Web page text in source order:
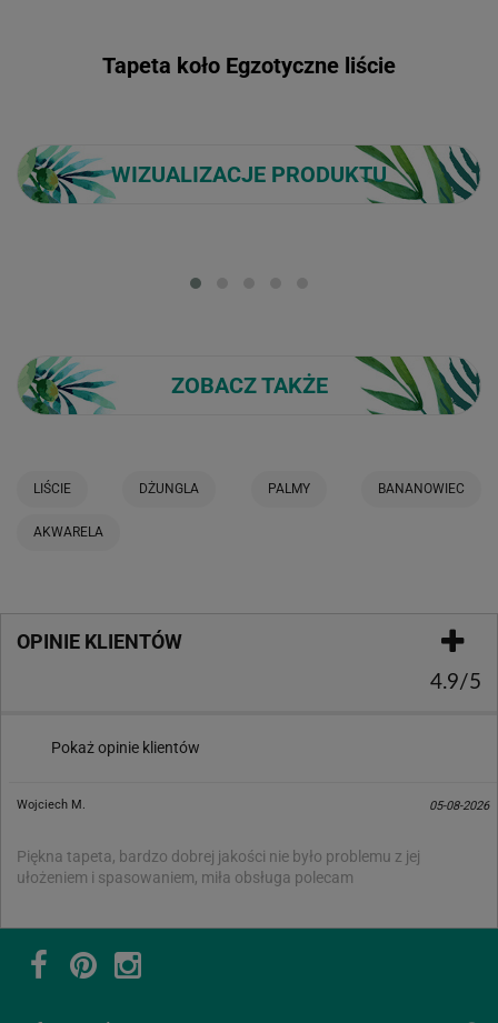
Tapeta koło Egzotyczne liście
WIZUALIZACJE PRODUKTU
ZOBACZ TAKŻE
LIŚCIE DŻUNGLA PALMY BANANOWIEC
AKWARELA
OPINIE KLIENTÓW
4.9/5
Pokaż opinie klientów
Wojciech M. 05-08-2026
Piękna tapeta, bardzo dobrej jakości nie było problemu z jej
ułożeniem i spasowaniem, miła obsługa polecam